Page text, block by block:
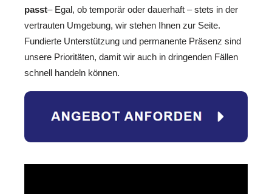
passt– Egal, ob temporär oder dauerhaft – stets in der
vertrauten Umgebung, wir stehen Ihnen zur Seite.
Fundierte Unterstützung und permanente Präsenz sind
unsere Prioritäten, damit wir auch in dringenden Fällen
schnell handeln können.